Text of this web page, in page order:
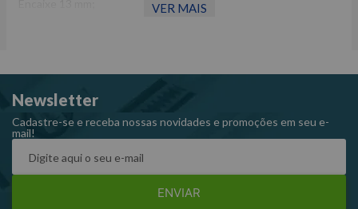
Ref: 9VM
Garantia: 90 dias
Fabricante: EDA
-Imagens meramente ilustrativas
-Todas as informações divulgadas são de responsabilidade do
VER MAIS
Newsletter
Cadastre-se e receba nossas novidades e promoções em seu e-
mail!
ENVIAR